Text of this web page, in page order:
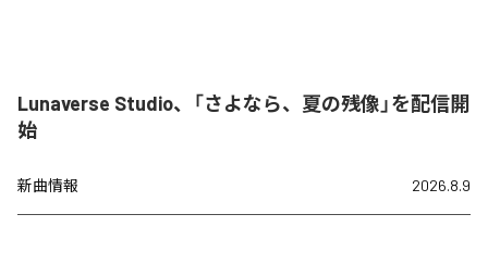
Lunaverse Studio、「さよなら、夏の残像」を配信開
始
新曲情報 2026.8.9